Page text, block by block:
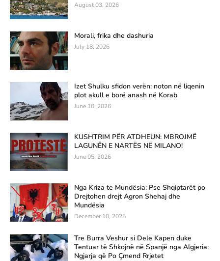
August 03, 2026
Morali, frika dhe dashuria
July 18, 2026
Izet Shulku sfidon verën: noton në liqenin
plot akull e borë anash në Korab
June 10, 2026
KUSHTRIM PËR ATDHEUN: MBROJMË
LAGUNËN E NARTËS NË MILANO!
June 05, 2026
Nga Kriza te Mundësia: Pse Shqiptarët po
Drejtohen drejt Agron Shehaj dhe
Mundësia
December 10, 2025
Tre Burra Veshur si Dele Kapen duke
Tentuar të Shkojnë në Spanjë nga Algjeria:
Ngjarja që Po Çmend Rrjetet